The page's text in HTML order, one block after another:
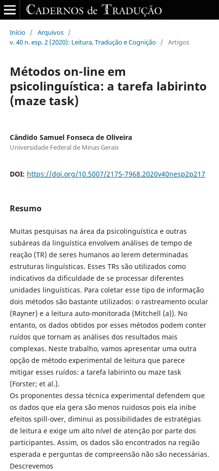
Início / Arquivos /
v. 40 n. esp. 2 (2020): Leitura, Tradução e Cognição / Artigos
Métodos on-line em
psicolinguística: a tarefa labirinto
(maze task)
Cândido Samuel Fonseca de Oliveira
Universidade Federal de Minas Gerais
DOI: https://doi.org/10.5007/2175-7968.2020v40nesp2p217
Resumo
Muitas pesquisas na área da psicolinguística e outras
subáreas da linguística envolvem análises de tempo de
reação (TR) de seres humanos ao lerem determinadas
estruturas linguísticas. Esses TRs são utilizados como
indicativos da dificuldade de se processar diferentes
unidades linguísticas. Para coletar esse tipo de informação
dois métodos são bastante utilizados: o rastreamento ocular
(Rayner) e a leitura auto-monitorada (Mitchell (a)). No
entanto, os dados obtidos por esses métodos podem conter
ruídos que tornam as análises dos resultados mais
complexas. Neste trabalho, vamos apresentar uma outra
opção de método experimental de leitura que parece
mitigar esses ruídos: a tarefa labirinto ou maze task
(Forster; et al.).
Os proponentes dessa técnica experimental defendem que
os dados que ela gera são menos ruidosos pois ela inibe
efeitos spill-over, diminui as possibilidades de estratégias
de leitura e exige um alto nível de atenção por parte dos
participantes. Assim, os dados são encontrados na região
esperada e perguntas de compreensão não são necessárias.
Descrevemos